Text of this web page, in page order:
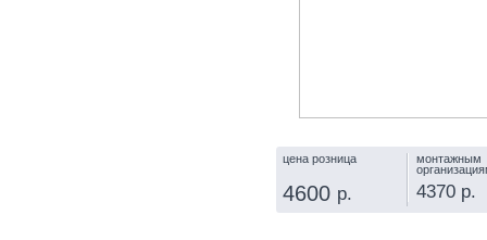
цена розница
4600 р.
монтажным
4370 р.